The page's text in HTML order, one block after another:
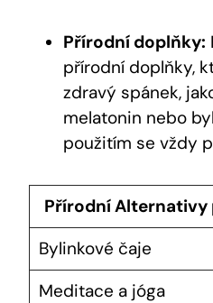
Přírodní doplňky:
přírodní doplňky,
zdravý spánek,
melatonin nebo
použitím se vždy
Přírodní Alternativy
Bylinkové čaje
Meditace a jóga